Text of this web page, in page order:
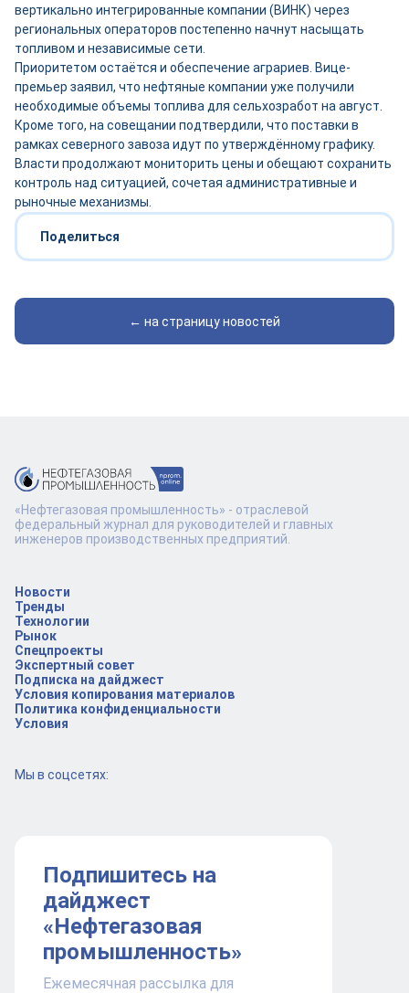
вертикально интегрированные компании (ВИНК) через
региональных операторов постепенно начнут насыщать
топливом и независимые сети.
Приоритетом остаётся и обеспечение аграриев. Вице-
премьер заявил, что нефтяные компании уже получили
необходимые объемы топлива для сельхозработ на август.
Кроме того, на совещании подтвердили, что поставки в
рамках северного завоза идут по утверждённому графику.
Власти продолжают мониторить цены и обещают сохранить
контроль над ситуацией, сочетая административные и
рыночные механизмы.
Поделиться
← на страницу новостей
Новости
Тренды
Технологии
Рынок
Спецпроекты
Экспертный совет
Подписка на дайджест
Условия копирования материалов
Политика конфиденциальности
Условия
Мы в соцсетях:
Подпишитесь на
дайджест
«Нефтегазовая
промышленность»
Ежемесячная рассылка для
«Нефтегазовая промышленность» - отраслевой
федеральный журнал для руководителей и главных
инженеров производственных предприятий.